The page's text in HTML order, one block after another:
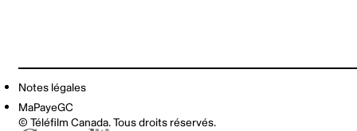
Notes légales
MaPayeGC
© Téléfilm Canada. Tous droits réservés.